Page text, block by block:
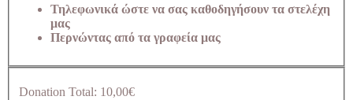
Τηλεφωνικά ώστε να σας καθοδηγήσουν τα στελέχη
μας
Περνώντας από τα γραφεία μας
Donation Total: 10,00€